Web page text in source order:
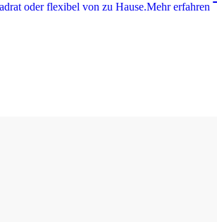
oder flexibel von zu Hause.Mehr erfahren